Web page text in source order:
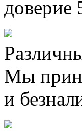
доверие
Мы
и